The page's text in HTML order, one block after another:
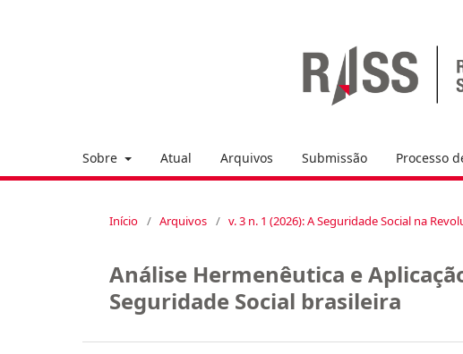
Sobre Atual Arquivos Submissão Processo
Início / Arquivos / v. 3 n. 1 (2026): A Seguridade Social na
Análise Hermenêutica e
Seguridade Social brasileira